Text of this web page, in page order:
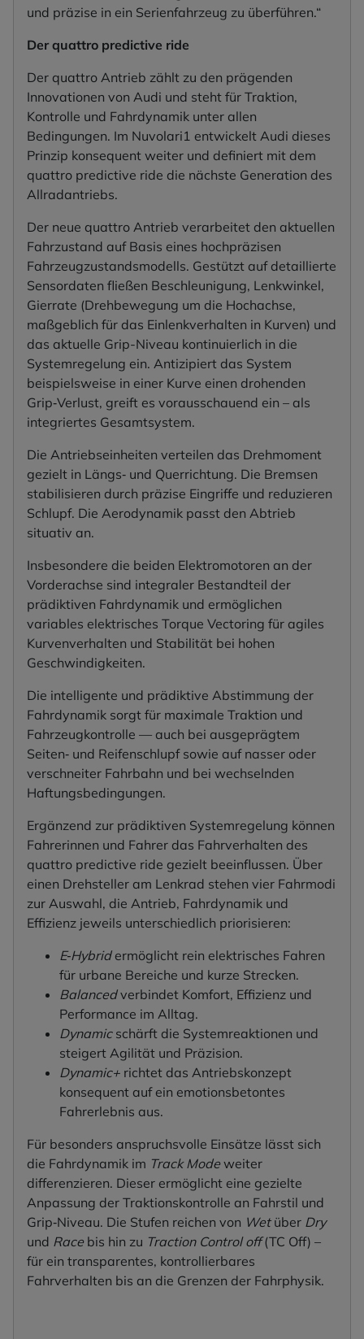
und präzise in ein Serienfahrzeug zu überführen.“
Der quattro predictive ride
Der quattro Antrieb zählt zu den prägenden
Innovationen von Audi und steht für Traktion,
Kontrolle und Fahrdynamik unter allen
Bedingungen. Im Nuvolari1 entwickelt Audi dieses
Prinzip konsequent weiter und definiert mit dem
quattro predictive ride die nächste Generation des
Allradantriebs.
Der neue quattro Antrieb verarbeitet den aktuellen
Fahrzustand auf Basis eines hochpräzisen
Fahrzeugzustandsmodells. Gestützt auf detaillierte
Sensordaten fließen Beschleunigung, Lenkwinkel,
Gierrate (Drehbewegung um die Hochachse,
maßgeblich für das Einlenkverhalten in Kurven) und
das aktuelle Grip-Niveau kontinuierlich in die
Systemregelung ein. Antizipiert das System
beispielsweise in einer Kurve einen drohenden
Grip‑Verlust, greift es vorausschauend ein – als
integriertes Gesamtsystem.
Die Antriebseinheiten verteilen das Drehmoment
gezielt in Längs‑ und Querrichtung. Die Bremsen
stabilisieren durch präzise Eingriffe und reduzieren
Schlupf. Die Aerodynamik passt den Abtrieb
situativ an.
Insbesondere die beiden Elektromotoren an der
Vorderachse sind integraler Bestandteil der
prädiktiven Fahrdynamik und ermöglichen
variables elektrisches Torque Vectoring für agiles
Kurvenverhalten und Stabilität bei hohen
Geschwindigkeiten.
Die intelligente und prädiktive Abstimmung der
Fahrdynamik sorgt für maximale Traktion und
Fahrzeugkontrolle — auch bei ausgeprägtem
Seiten‑ und Reifenschlupf sowie auf nasser oder
verschneiter Fahrbahn und bei wechselnden
Haftungsbedingungen.
Ergänzend zur prädiktiven Systemregelung können
Fahrerinnen und Fahrer das Fahrverhalten des
quattro predictive ride gezielt beeinflussen. Über
einen Drehsteller am Lenkrad stehen vier Fahrmodi
zur Auswahl, die Antrieb, Fahrdynamik und
Effizienz jeweils unterschiedlich priorisieren:
E‑Hybridermöglicht rein elektrisches Fahren
für urbane Bereiche und kurze Strecken.
Balancedverbindet Komfort, Effizienz und
Performance im Alltag.
Dynamicschärft die Systemreaktionen und
steigert Agilität und Präzision.
Dynamic+ richtet das Antriebskonzept
konsequent auf ein emotionsbetontes
Fahrerlebnis aus.
Für besonders anspruchsvolle Einsätze lässt sich
die Fahrdynamik im Track Modeweiter
differenzieren. Dieser ermöglicht eine gezielte
Anpassung der Traktionskontrolle an Fahrstil und
Grip‑Niveau. Die Stufen reichen von Wetüber Dry
und Racebis hin zu Traction Control off(TC Off) –
für ein transparentes, kontrollierbares
Fahrverhalten bis an die Grenzen der Fahrphysik.